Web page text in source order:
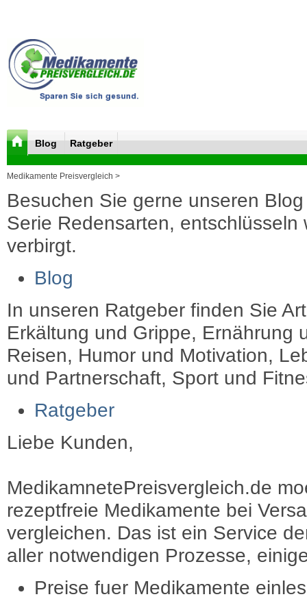
Blog Ratgeber
Medikamente Preisvergleich >
Besuchen Sie gerne unseren
Serie Redensarten, entschlüsseln
verbirgt.
Blog
In unseren Ratgeber finden Sie
Erkältung und Grippe, Ernährung
Reisen, Humor und Motivation,
und Partnerschaft, Sport und
Ratgeber
Liebe Kunden,
MedikamnetePreisvergleich.de
rezeptfreie Medikamente bei
vergleichen. Das ist ein Service
aller notwendigen Prozesse,
Preise fuer Medikamente